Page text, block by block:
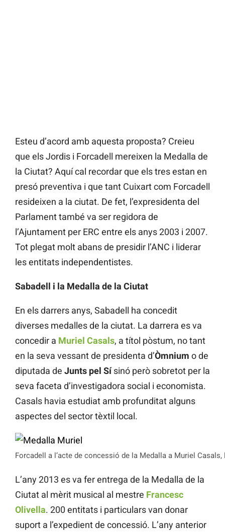
Esteu d’acord amb aquesta proposta? Creieu
que els Jordis i Forcadell mereixen la Medalla de
la Ciutat? Aquí cal recordar que els tres estan en
presó preventiva i que tant Cuixart com Forcadell
resideixen a la ciutat. De fet, l’expresidenta del
Parlament també va ser regidora de
l’Ajuntament per ERC entre els anys 2003 i 2007.
Tot plegat molt abans de presidir l’ANC i liderar
les entitats independentistes.
Sabadell i la Medalla de la Ciutat
En els darrers anys, Sabadell ha concedit
diverses medalles de la ciutat. La darrera es va
concedir a Muriel Casals, a títol pòstum, no tant
en la seva vessant de presidenta d’Òmnium o de
diputada de Junts pel Sísinó però sobretot per la
seva faceta d’investigadora social i economista.
Casals havia estudiat amb profunditat alguns
aspectes del sector tèxtil local.
Forcadell a l’acte de concessió de la Medalla a Muriel Casals,
L’any 2013 es va fer entrega de la Medalla de la
Ciutat al mèrit musical al mestre Francesc
Olivella. 200 entitats i particulars van donar
suport a l’expedient de concessió. L’any anterior